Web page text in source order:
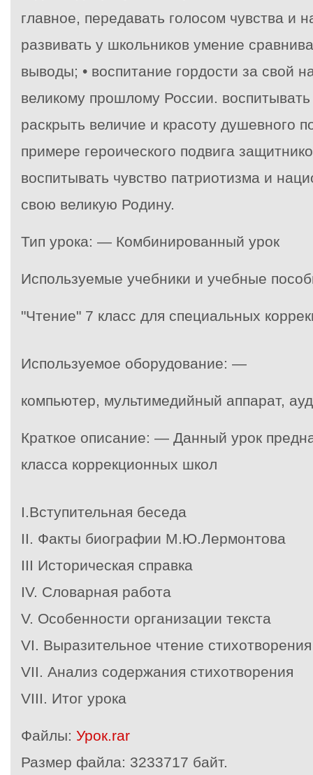
главное, передавать голосом чувства и
развивать у школьников умение
выводы; • воспитание гордости за свой
великому прошлому России. воспитывать
раскрыть величие и красоту душевного
примере героического подвига
воспитывать чувство патриотизма и
свою великую Родину.
Тип урока: — Комбинированный урок
Используемые учебники и учебные
"Чтение" 7 класс для специальных
Используемое оборудование: —
компьютер, мультимедийный аппарат,
Краткое описание: — Данный урок
класса коррекционных школ
I.Вступительная беседа
II. Факты биографии М.Ю.Лермонтова
III Историческая справка
IV. Словарная работа
V. Особенности организации текста
VI. Выразительное чтение стихотворения
VII. Анализ содержания стихотворения
VIII. Итог урока
Файлы: Урок.rar
Размер файла: 3233717 байт.